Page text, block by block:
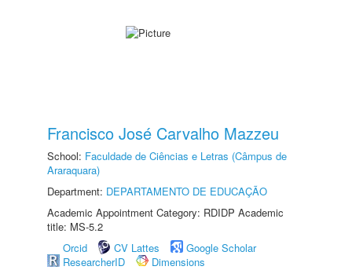
Francisco José Carvalho Mazzeu
School: Faculdade de Ciências e Letras (Câmpus de
Araraquara)
Department: DEPARTAMENTO DE EDUCAÇÃO
Academic Appointment Category: RDIDP Academic
title: MS-5.2
Orcid
CV Lattes
Google Scholar
ResearcherID
Dimensions